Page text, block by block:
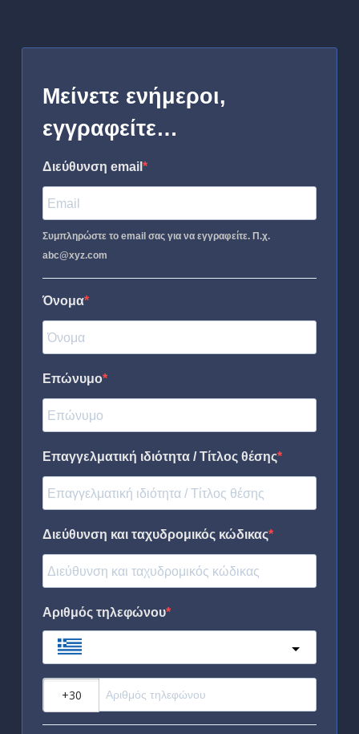
Μείνετε ενήμεροι,
εγγραφείτε…
Διεύθυνση email
Συμπληρώστε το email σας για να εγγραφείτε. Π.χ.
abc@xyz.com
Όνομα
Επώνυμο
Επαγγελματική ιδιότητα / Τίτλος θέσης
Διεύθυνση και ταχυδρομικός κώδικας
Αριθμός τηλεφώνου